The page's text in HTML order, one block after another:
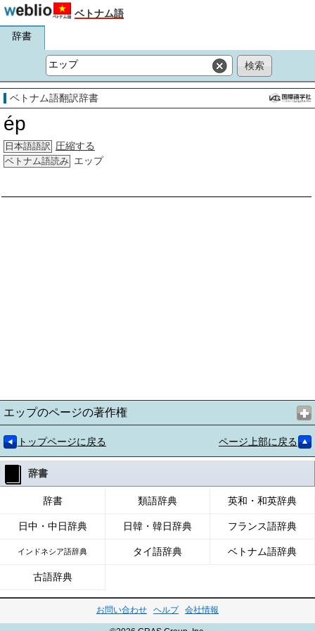
ベトナム語
辞書
ベトナム語翻訳辞書
ép
日本語語訳 圧縮する
ベトナム語読み エップ
エップのページの著作権
トップページに戻る ページ上部に戻る
辞書
辞書 類語辞典 英和・和英辞典
日中・中日辞典 日韓・韓日辞典 フランス語辞典
インドネシア語辞典 タイ語辞典 ベトナム語辞典
古語辞典
お問い合わせ ヘルプ 会社情報